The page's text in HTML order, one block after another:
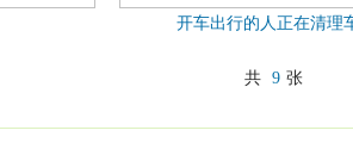
开车出行的人正在清理
共 9 张